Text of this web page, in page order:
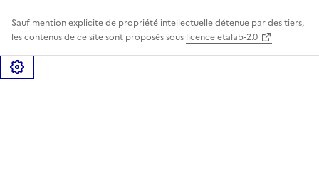
Sauf mention explicite de propriété intellectuelle détenue par des tiers,
les contenus de ce site sont proposés sous licence etalab-2.0
Gérer les cookies